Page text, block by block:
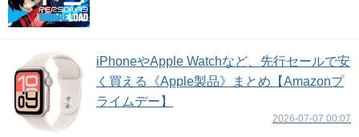
iPhoneやApple Watchなど、先行セールで安
く買える《Apple製品》まとめ【Amazonプ
ライムデー】
2026-07-07 00:07